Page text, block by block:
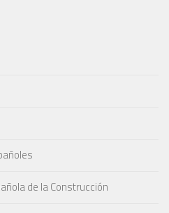
de la Construcción